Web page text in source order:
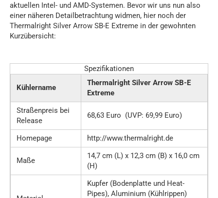
aktuellen Intel- und AMD-Systemen. Bevor wir uns nun also
einer näheren Detailbetrachtung widmen, hier noch der
Thermalright Silver Arrow SB-E Extreme in der gewohnten
Kurzübersicht:
Spezifikationen
Kühlername
Thermalright Silver Arrow SB-E
Extreme
Straßenpreis bei
Release
68,63 Euro (UVP: 69,99 Euro)
Homepage http://www.thermalright.de
Maße
14,7 cm (L) x 12,3 cm (B) x 16,0 cm
(H)
Kupfer (Bodenplatte und Heat-
Pipes), Aluminium (Kühlrippen)